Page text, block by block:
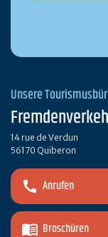
Unsere
14 rue de Verdun
56170 Quiberon
Anrufen
Broschüren